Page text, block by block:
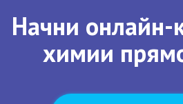
Начни онлайн-
химии